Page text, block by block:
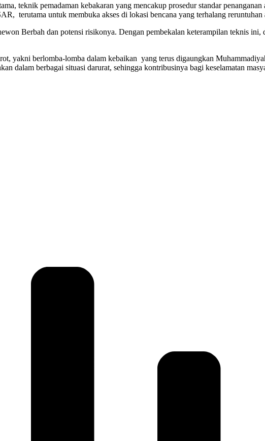
teknik pemadaman kebakaran yang mencakup prosedur standar
terutama untuk membuka akses di lokasi bencana yang terhalang
Berbah dan potensi risikonya. Dengan pembekalan keterampilan teknis
yakni berlomba-lomba dalam kebaikan yang terus digaungkan
dalam berbagai situasi darurat, sehingga kontribusinya bagi keselamatan